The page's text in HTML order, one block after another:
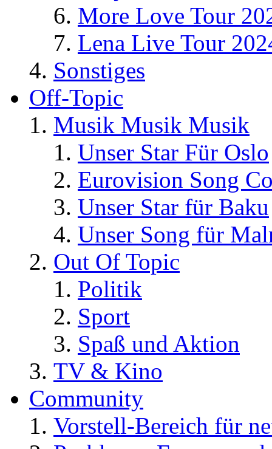
More Love Tour
Lena Live Tour
Sonstiges
Off-Topic
Musik Musik Musik
Unser Star Für Oslo
Eurovision Song
Unser Star für Baku
Unser Song für
Out Of Topic
Politik
Sport
Spaß und Aktion
TV & Kino
Community
Vorstell-Bereich für